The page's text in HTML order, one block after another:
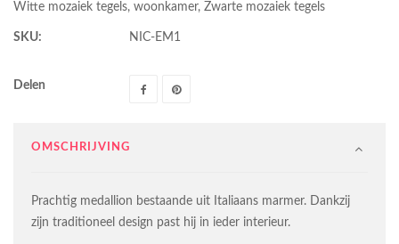
Witte mozaiek tegels, woonkamer, Zwarte mozaiek tegels
SKU: NIC-EM1
Delen
OMSCHRIJVING
Prachtig medallion bestaande uit Italiaans marmer. Dankzij
zijn traditioneel design past hij in ieder interieur.